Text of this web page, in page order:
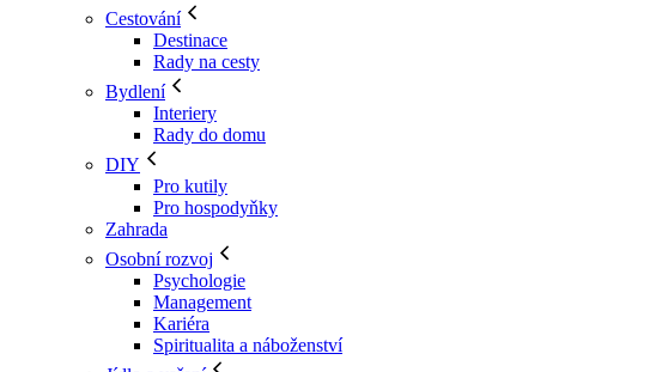
Cestování
Destinace
Rady na cesty
Bydlení
Interiery
Rady do domu
DIY
Pro kutily
Pro hospodyňky
Zahrada
Osobní rozvoj
Psychologie
Management
Kariéra
Spiritualita a náboženství